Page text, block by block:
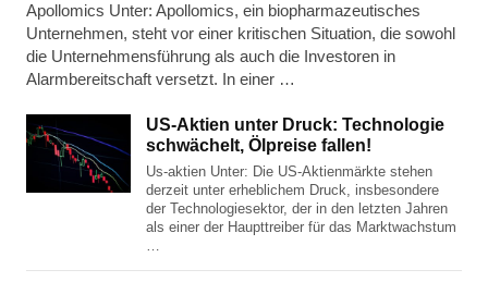
Apollomics Unter: Apollomics, ein biopharmazeutisches
Unternehmen, steht vor einer kritischen Situation, die sowohl
die Unternehmensführung als auch die Investoren in
Alarmbereitschaft versetzt. In einer …
US-Aktien unter Druck: Technologie
schwächelt, Ölpreise fallen!
Us-aktien Unter: Die US-Aktienmärkte stehen
derzeit unter erheblichem Druck, insbesondere
der Technologiesektor, der in den letzten Jahren
als einer der Haupttreiber für das Marktwachstum
…